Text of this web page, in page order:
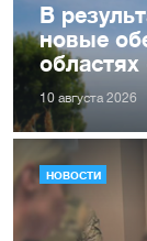
В
новые
10 августа 2026
НОВОСТИ